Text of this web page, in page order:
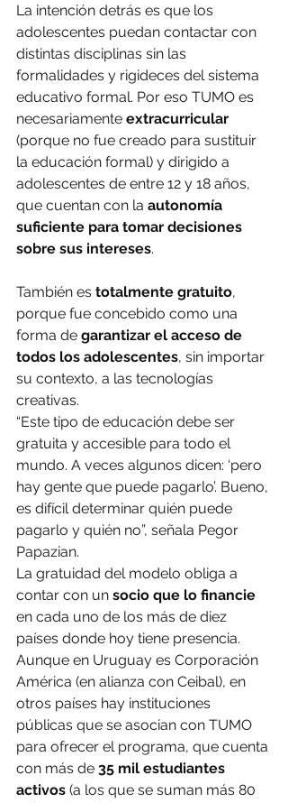
La intención detrás es que los
adolescentes puedan contactar con
distintas disciplinas sin las
formalidades y rigideces del sistema
educativo formal. Por eso TUMO es
necesariamente extracurricular
(porque no fue creado para sustituir
la educación formal) y dirigido a
adolescentes de entre 12 y 18 años,
que cuentan con la autonomía
suficiente para tomar decisiones
sobre sus intereses.
También es totalmente gratuito,
porque fue concebido como una
forma de garantizar el acceso de
todos los adolescentes, sin importar
su contexto, a las tecnologías
creativas.
“Este tipo de educación debe ser
gratuita y accesible para todo el
mundo. A veces algunos dicen: ‘pero
hay gente que puede pagarlo’. Bueno,
es difícil determinar quién puede
pagarlo y quién no”, señala Pegor
Papazian.
La gratuidad del modelo obliga a
contar con un socio que lo financie
en cada uno de los más de diez
países donde hoy tiene presencia.
Aunque en Uruguay es Corporación
América (en alianza con Ceibal), en
otros países hay instituciones
públicas que se asocian con TUMO
para ofrecer el programa, que cuenta
con más de 35 mil estudiantes
activos (a los que se suman más 80